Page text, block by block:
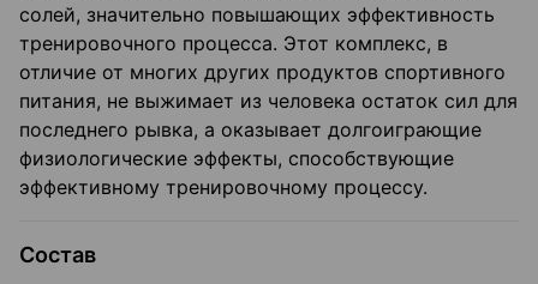
солей, значительно повышающих эффективность
тренировочного процесса. Этот комплекс, в
отличие от многих других продуктов спортивного
питания, не выжимает из человека остаток сил для
последнего рывка, а оказывает долгоиграющие
физиологические эффекты, способствующие
эффективному тренировочному процессу.
Состав